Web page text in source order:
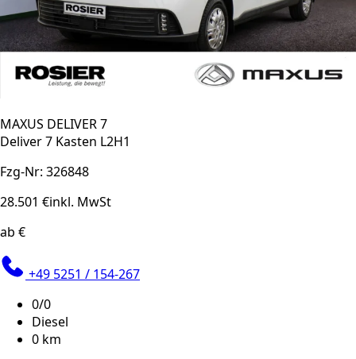
MAXUS DELIVER 7
Deliver 7 Kasten L2H1
Fzg-Nr: 326848
28.501 €inkl. MwSt
ab €
+49 5251 / 154-267
0/0
Diesel
0 km